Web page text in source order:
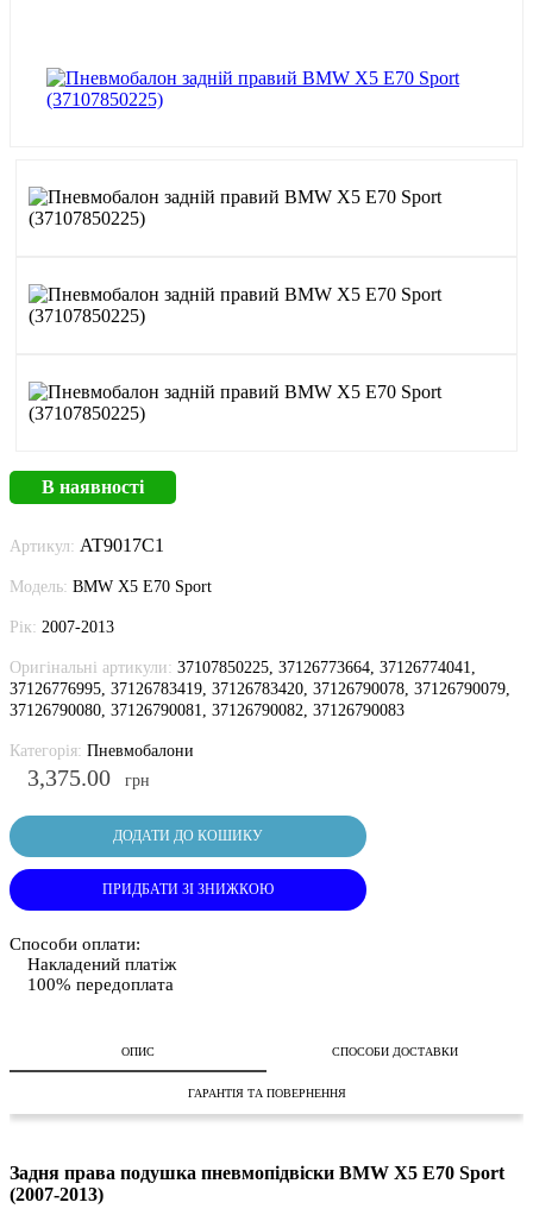
В наявності
Артикул: AT9017C1
Модель: BMW X5 E70 Sport
Рік: 2007-2013
Оригінальні артикули: 37107850225, 37126773664, 37126774041,
37126776995, 37126783419, 37126783420, 37126790078, 37126790079,
37126790080, 37126790081, 37126790082, 37126790083
Категорія: Пневмобалони
3,375.00 грн
ДОДАТИ ДО КОШИКУ
ПРИДБАТИ ЗІ ЗНИЖКОЮ
Способи оплати:
Накладений платіж
100% передоплата
ОПИС СПОСОБИ ДОСТАВКИ
ГАРАНТІЯ ТА ПОВЕРНЕННЯ
Задня права подушка пневмопідвіски BMW X5 E70 Sport
(2007-2013)